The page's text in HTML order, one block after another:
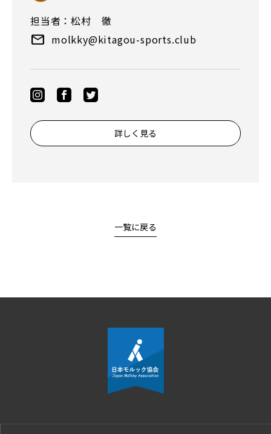
担当者：松村 徹
molkky@kitagou-sports.club
詳しく見る
一覧に戻る